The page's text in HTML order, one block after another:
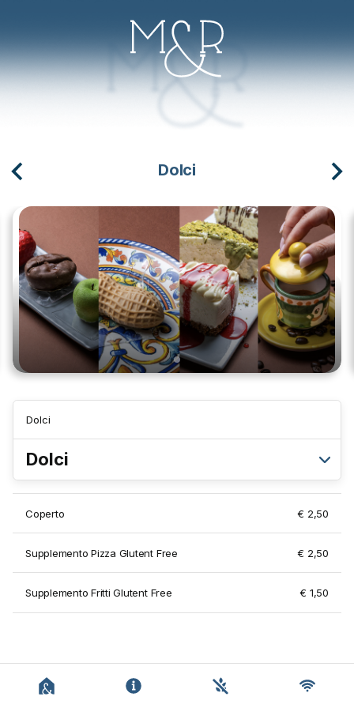
Dolci
Dolci
Dolci
Coperto € 2,50
Supplemento Pizza Glutent Free € 2,50
Supplemento Fritti Glutent Free € 1,50